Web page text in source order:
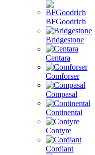
BFGoodrich
Bridgestone
Centara
Comforser
Compasal
Continental
Contyre
Cordiant